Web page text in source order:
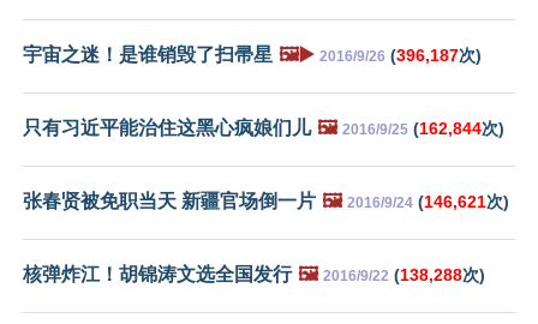
宇宙之迷！是谁销毁了扫帚星 🖼️▶️ 2016/9/26 (396,187次)
只有习近平能治住这黑心疯娘们儿 🖼️ 2016/9/25 (162,844次)
张春贤被免职当天 新疆官场倒一片 🖼️ 2016/9/24 (146,621次)
核弹炸江！胡锦涛文选全国发行 🖼️ 2016/9/22 (138,288次)